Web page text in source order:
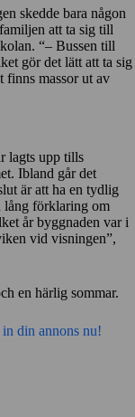
skedde bara någon
att ta sig till
“– Bussen till
gör det lätt att ta sig
finns massor ut av
lagts upp tills
Ibland går det
är att ha en tydlig
lång förklaring om
år byggnaden var i
vid visningen”,
en härlig sommar.
din annons nu!